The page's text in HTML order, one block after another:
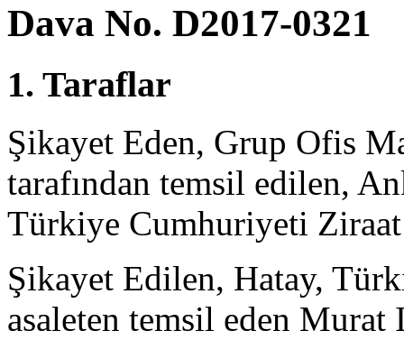
Dava No. D2017-0321
1. Taraflar
Şikayet Eden, Grup Ofis
tarafından temsil edilen,
Türkiye Cumhuriyeti
Şikayet Edilen, Hatay,
asaleten temsil eden